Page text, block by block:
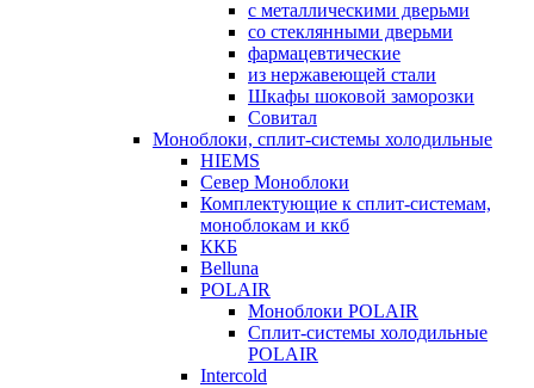
с металлическими дверьми
со стеклянными дверьми
фармацевтические
из нержавеющей стали
Шкафы шоковой заморозки
Совитал
Моноблоки, сплит-системы холодильные
HIEMS
Север Моноблоки
Комплектующие к сплит-системам,
моноблокам и ккб
ККБ
Belluna
POLAIR
Моноблоки POLAIR
Сплит-системы холодильные
POLAIR
Intercold